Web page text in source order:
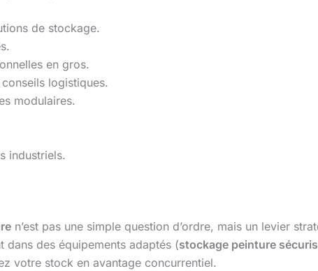
de stockage.
en gros.
logistiques.
modulaires.
industriels.
n’est pas une simple question d’ordre, mais un levier
dans des équipements adaptés (stockage peinture
votre stock en avantage concurrentiel.